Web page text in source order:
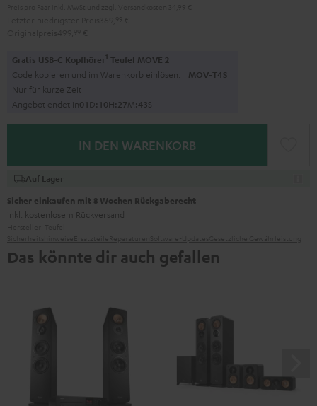
Gratis USB-C Kopfhörer1 Teufel MOVE 2
Code kopieren und im Warenkorb einlösen. MOV-T4S
Nur für kurze Zeit
Angebot endet in01D:10H: 27M:42S
IN DEN WARENKORB
Auf Lager
Sicher einkaufen mit 8 Wochen Rückgaberecht
inkl. kostenlosem Rückversand
Das könnte dir auch gefallen